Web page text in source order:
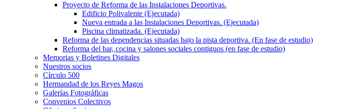
Proyecto de Reforma de las Instalaciones Deportivas.
Edificio Polivalente (Ejecutada)
Nueva entrada a las Instalaciones Deportivas. (Ejecutada)
Piscina climatizada. (Ejecutada)
Reforma de las dependencias situadas bajo la pista deportiva. (En fase de estudio)
Reforma del bar, cocina y salones sociales contiguos (en fase de estudio)
Memorias y Boletines Digitales
Nuestros socios
Círculo 500
Hermandad de los Reyes Magos
Galerías Fotográficas
Convenios Colectivos